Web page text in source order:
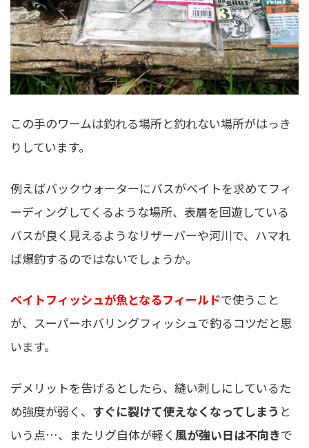
この手のワームは釣れる場所と釣れない場所がはっき
りしています。
例えばバックウォーターにバスがベイトを求めてフィ
ーディングしてくるような場所、表層を回遊している
バスが良く見えるようなリザーバーや河川で、ハマれ
ば爆釣するのではないでしょうか。
ベイトフィッシュが魚となるフィールドで使うこと
が、スーパーホバリングフィッシュで釣るコツだと思
います。
デメリットを告げるとしたら、縫い刺しにしているた
め強度が弱く、 すぐに裂けて使えなくなってしまう と
いう点…、またリグ自体が軽く 風が強い日は不向きで